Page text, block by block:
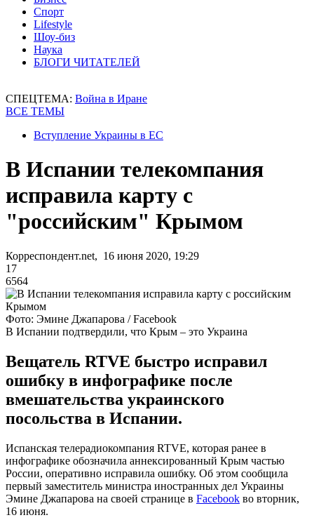
Спорт
Lifestyle
Шоу-биз
Наука
БЛОГИ ЧИТАТЕЛЕЙ
СПЕЦТЕМА: Война в Иране
ВСЕ ТЕМЫ
Вступление Украины в ЕС
В Испании телекомпания
исправила карту с
"российским" Крымом
Корреспондент.net, 16 июня 2020, 19:29
17
6564
Фото: Эмине Джапарова / Facebook
В Испании подтвердили, что Крым – это Украина
Вещатель RTVE быстро исправил
ошибку в инфографике после
вмешательства украинского
посольства в Испании.
Испанская телерадиокомпания RTVE, которая ранее в
инфографике обозначила аннексированный Крым частью
России, оперативно исправила ошибку. Об этом сообщила
первый заместитель министра иностранных дел Украины
Эмине Джапарова на своей странице в Facebook во вторник,
16 июня.